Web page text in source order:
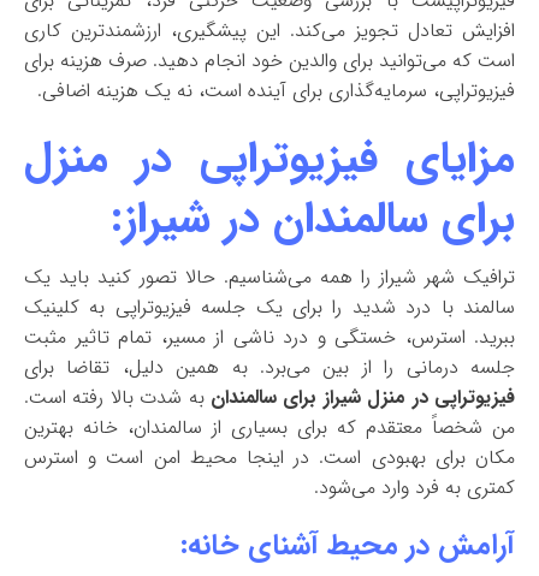
افزایش تعادل تجویز می‌کند. این پیشگیری، ارزشمندترین کاری
است که می‌توانید برای والدین خود انجام دهید. صرف هزینه برای
فیزیوتراپی، سرمایه‌گذاری برای آینده است، نه یک هزینه اضافی.
مزایای فیزیوتراپی در منزل
برای سالمندان در شیراز:
ترافیک شهر شیراز را همه می‌شناسیم. حالا تصور کنید باید یک
سالمند با درد شدید را برای یک جلسه فیزیوتراپی به کلینیک
ببرید. استرس، خستگی و درد ناشی از مسیر، تمام تاثیر مثبت
جلسه درمانی را از بین می‌برد. به همین دلیل، تقاضا برای
فیزیوتراپی در منزل شیراز برای سالمندان به شدت بالا رفته است.
من شخصاً معتقدم که برای بسیاری از سالمندان، خانه بهترین
مکان برای بهبودی است. در اینجا محیط امن است و استرس
کمتری به فرد وارد می‌شود.
آرامش در محیط آشنای خانه: